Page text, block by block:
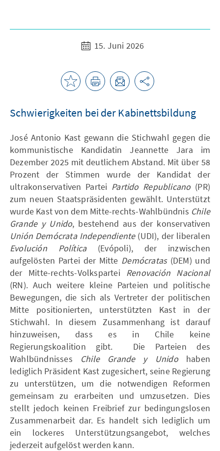
15. Juni 2026
Schwierigkeiten bei der Kabinettsbildung
José Antonio Kast gewann die Stichwahl gegen die
kommunistische Kandidatin Jeannette Jara im
Dezember 2025 mit deutlichem Abstand. Mit über 58
Prozent der Stimmen wurde der Kandidat der
ultrakonservativen Partei Partido Republicano(PR)
zum neuen Staatspräsidenten gewählt. Unterstützt
wurde Kast von dem Mitte-rechts-Wahlbündnis Chile
Grande y Unido, bestehend aus der konservativen
Unión Demócrata Independiente(UDI), der liberalen
Evolución Política(Evópoli), der inzwischen
aufgelösten Partei der Mitte Demócratas(DEM) und
der Mitte-rechts-Volkspartei Renovación Nacional
(RN). Auch weitere kleine Parteien und politische
Bewegungen, die sich als Vertreter der politischen
Mitte positionierten, unterstützten Kast in der
Stichwahl. In diesem Zusammenhang ist darauf
hinzuweisen, dass es in Chile keine
Regierungskoalition gibt. Die Parteien des
Wahlbündnisses Chile Grande y Unidohaben
lediglich Präsident Kast zugesichert, seine Regierung
zu unterstützen, um die notwendigen Reformen
gemeinsam zu erarbeiten und umzusetzen. Dies
stellt jedoch keinen Freibrief zur bedingungslosen
Zusammenarbeit dar. Es handelt sich lediglich um
ein lockeres Unterstützungsangebot, welches
jederzeit aufgelöst werden kann.